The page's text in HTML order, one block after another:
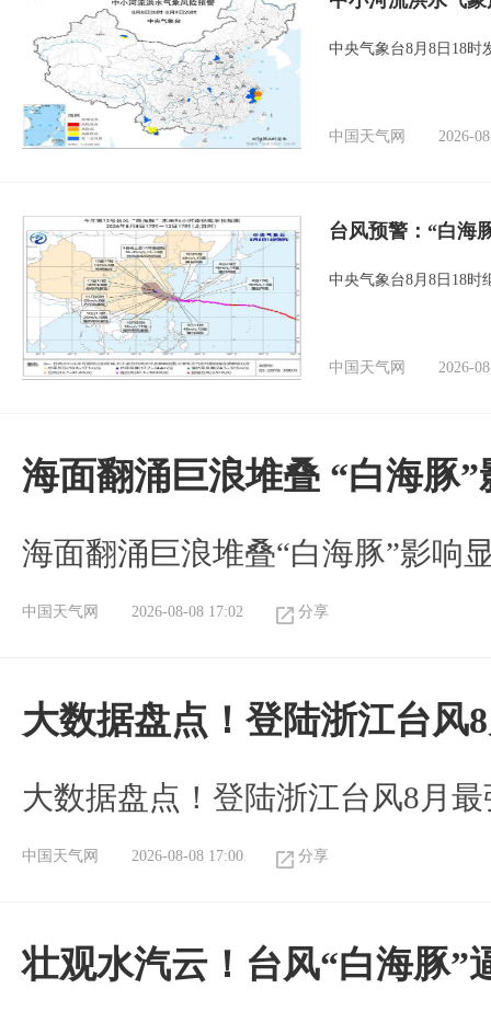
中央气象台8月8日18时
中国天气网 2026-
台风预警：“白海
中央气象台8月8日18时
中国天气网 2026-
海面翻涌巨浪堆叠 “白海豚”
海面翻涌巨浪堆叠“白海豚”影响
中国天气网 2026-08-08 17:02 分享
大数据盘点！登陆浙江台风
大数据盘点！登陆浙江台风8月
中国天气网 2026-08-08 17:00 分享
壮观水汽云！台风“白海豚”